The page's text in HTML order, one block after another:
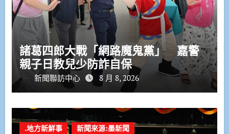
諸葛四郎大戰「網路魔鬼黨」 嘉警
親子日教兒少防詐自保
新聞聯訪中心 8 月 8, 2026
.地方新鮮事 新聞來源:墨新聞